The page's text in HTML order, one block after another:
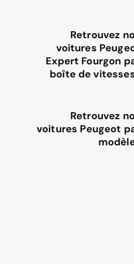
Retrouvez
voitures
Expert Fourgon
boîte de
Retrouvez
voitures Peugeot